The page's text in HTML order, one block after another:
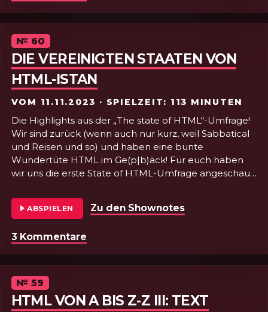
Episode
№ 60
DIE VEREINIGTEN STAATEN VON
HTML-ISTAN
VOM 11.11.2023 · SPIELZEIT: 113 MINUTEN
Die Highlights aus der „The state of HTML“-Umfrage!
Wir sind zurück (wenn auch nur kurz, weil Sabbatical
und Reisen und so) und haben eine bunte
Wundertüte HTML im Ge(p|b)äck! Für euch haben
wir uns die erste State of HTML-Umfrage angeschaut
Attribute und APIs gesprochen. Als da wären
selectlist, contenteditable=“plaintext-only“,
Model-Element und vieles vieles mehr! Kurz und
knackig, aber zackig! ❤️
ABSPIELEN Zu den Shownotes
3 Kommentare
Episode
№59
HTML VON A BIS Z-Z III: TEXT